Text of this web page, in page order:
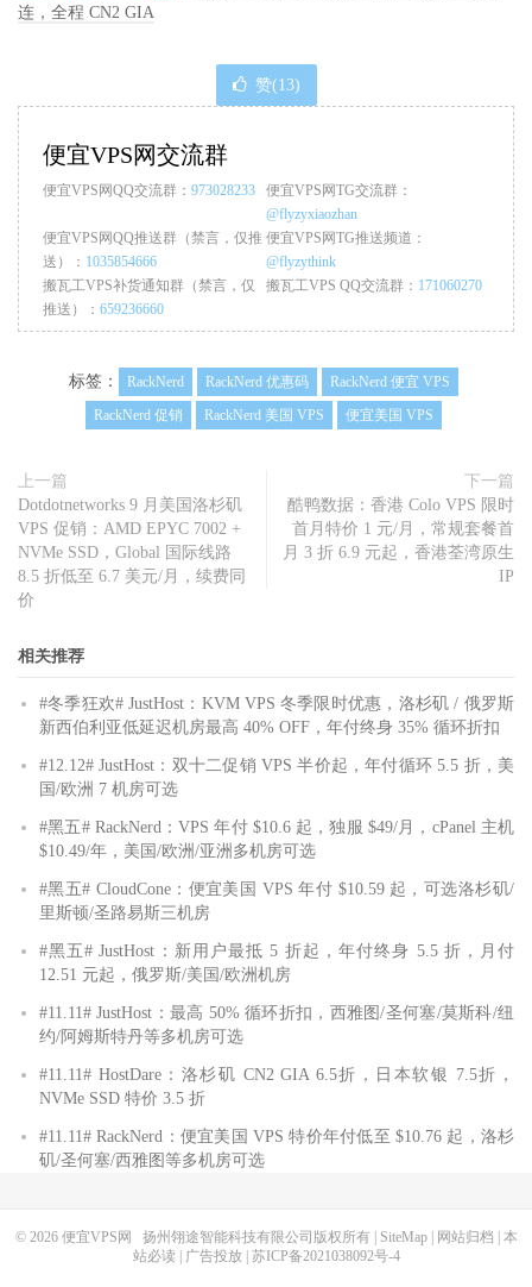
连，全程 CN2 GIA
赞(13)
便宜VPS网交流群
便宜VPS网QQ交流群： 973028233
便宜VPS网TG交流群：
@flyzyxiaozhan
便宜VPS网QQ推送群（禁言，仅推
送）： 1035854666
便宜VPS网TG推送频道：
@flyzythink
搬瓦工VPS补货通知群（禁言，仅
推送）： 659236660
搬瓦工VPS QQ交流群： 171060270
标签： RackNerd RackNerd 优惠码
RackNerd 便宜 VPS
RackNerd 促销
RackNerd 美国 VPS 便宜美国 VPS
上一篇
Dotdotnetworks 9 月美国洛杉矶
VPS 促销：AMD EPYC 7002 +
NVMe SSD，Global 国际线路
8.5 折低至 6.7 美元/月，续费同
价
下一篇
酷鸭数据：香港 Colo VPS 限时
首月特价 1 元/月，常规套餐首
月 3 折 6.9 元起，香港荃湾原生
IP
相关推荐
#冬季狂欢# JustHost：KVM VPS 冬季限时优惠，洛杉矶 / 俄罗斯
新西伯利亚低延迟机房最高 40% OFF，年付终身 35% 循环折扣
#12.12# JustHost：双十二促销 VPS 半价起，年付循环 5.5 折，美
国/欧洲 7 机房可选
#黑五# RackNerd：VPS 年付 $10.6 起，独服 $49/月，cPanel 主机
$10.49/年，美国/欧洲/亚洲多机房可选
#黑五# CloudCone：便宜美国 VPS 年付 $10.59 起，可选洛杉矶/
里斯顿/圣路易斯三机房
#黑五# JustHost：新用户最抵 5 折起，年付终身 5.5 折，月付
12.51 元起，俄罗斯/美国/欧洲机房
#11.11# JustHost：最高 50% 循环折扣，西雅图/圣何塞/莫斯科/纽
约/阿姆斯特丹等多机房可选
#11.11# HostDare：洛杉矶 CN2 GIA 6.5折，日本软银 7.5折，
NVMe SSD 特价 3.5 折
#11.11# RackNerd：便宜美国 VPS 特价年付低至 $10.76 起，洛杉
矶/圣何塞/西雅图等多机房可选
© 2026 便宜VPS网 扬州翎途智能科技有限公司版权所有 | SiteMap| 网站归档
本
站必读
广告投放| 苏ICP备2021038092号-4